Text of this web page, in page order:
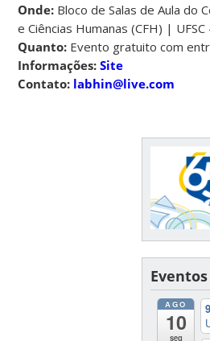
Onde: Bloco de Salas de Aula do
e Ciências Humanas (CFH) |
Quanto: Evento gratuito com
Informações: Site
Contato: labhin@live.com
Eventos
AGO
10
seg